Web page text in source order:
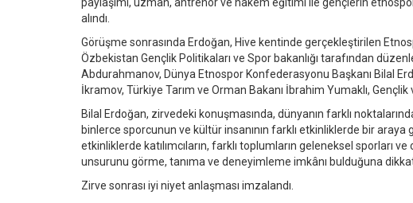
alındı.
Görüşme sonrasında Erdoğan, Hive kentinde gerçekleştirilen
Özbekistan Gençlik Politikaları ve Spor bakanlığı tarafından
Abdurahmanov, Dünya Etnospor Konfederasyonu Başkanı Bilal
İkramov, Türkiye Tarım ve Orman Bakanı İbrahim Yumaklı, Gençlik
Bilal Erdoğan, zirvedeki konuşmasında, dünyanın farklı
binlerce sporcunun ve kültür insanının farklı etkinliklerde bir
etkinliklerde katılımcıların, farklı toplumların geleneksel sporları
unsurunu görme, tanıma ve deneyimleme imkânı bulduğuna
Zirve sonrası iyi niyet anlaşması imzalandı.